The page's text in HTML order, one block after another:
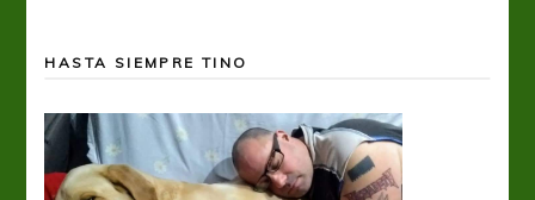
HASTA SIEMPRE TINO